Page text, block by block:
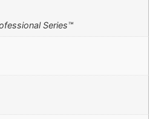
Series™